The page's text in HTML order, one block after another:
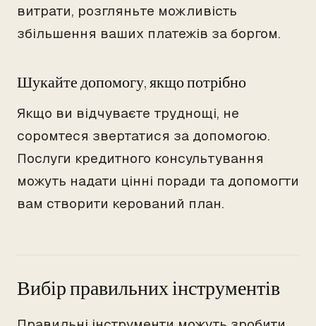
витрати, розгляньте можливість
збільшення ваших платежів за боргом.
Шукайте допомогу, якщо потрібно
Якщо ви відчуваєте труднощі, не
соромтеся звертатися за допомогою.
Послуги кредитного консультування
можуть надати цінні поради та допомогти
вам створити керований план.
Вибір правильних інструментів